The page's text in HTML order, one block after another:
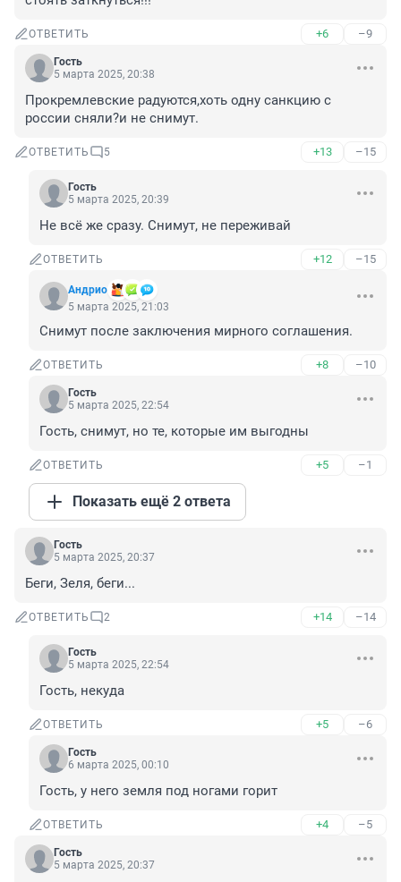
ОТВЕТИТЬ +6 –9
Гость
5 марта 2025, 20:38
Прокремлевские радуются,хоть одну санкцию с
россии сняли?и не снимут.
ОТВЕТИТЬ 5 +13 –15
Гость
5 марта 2025, 20:39
Не всё же сразу. Снимут, не переживай
ОТВЕТИТЬ +12 –15
Андрио
5 марта 2025, 21:03
Снимут после заключения мирного соглашения.
ОТВЕТИТЬ +8 –10
Гость
5 марта 2025, 22:54
Гость, снимут, но те, которые им выгодны
ОТВЕТИТЬ +5 –1
Показать ещё 2 ответа
Гость
5 марта 2025, 20:37
Беги, Зеля, беги...
ОТВЕТИТЬ 2 +14 –14
Гость
5 марта 2025, 22:54
Гость, некуда
ОТВЕТИТЬ +5 –6
Гость
6 марта 2025, 00:10
Гость, у него земля под ногами горит
ОТВЕТИТЬ +4 –5
Гость
5 марта 2025, 20:37